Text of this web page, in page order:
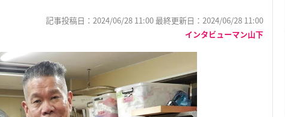
記事投稿日：2024/06/28 11:00 最終更新日：2024/06/28 11:00
インタビューマン山下